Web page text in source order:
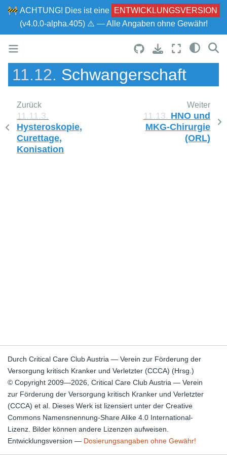
🚧 ACHTUNG! Dies ist eine
ENTWICKLUNGSVERSION
(v4.0.0-alpha.405) ⚠ — Alle Angaben ohne Gewähr!
11.12. Schwangerschaft
Zurück
11.11.3.
Hysteroskopie,
Curettage,
Konisation
Weiter
11.13. HNO und
MKG-Chirurgie
(ORL)
Durch Critical Care Club Austria — Verein zur Förderung der
Versorgung kritisch Kranker und Verletzter (CCCA) (Hrsg.)
© Copyright 2009—2026, Critical Care Club Austria — Verein
zur Förderung der Versorgung kritisch Kranker und Verletzter
(CCCA) et al. Dieses Werk ist lizensiert unter der Creative
Commons Namensnennung-Share Alike 4.0 International-
Lizenz. Bilder können andere Lizenzen aufweisen.
Entwicklungsversion — Dosierungsangaben ohne Gewähr!